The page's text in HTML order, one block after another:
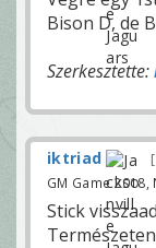
Bison D, de
Szerkesztette:
iktriad
GM Game
Stick